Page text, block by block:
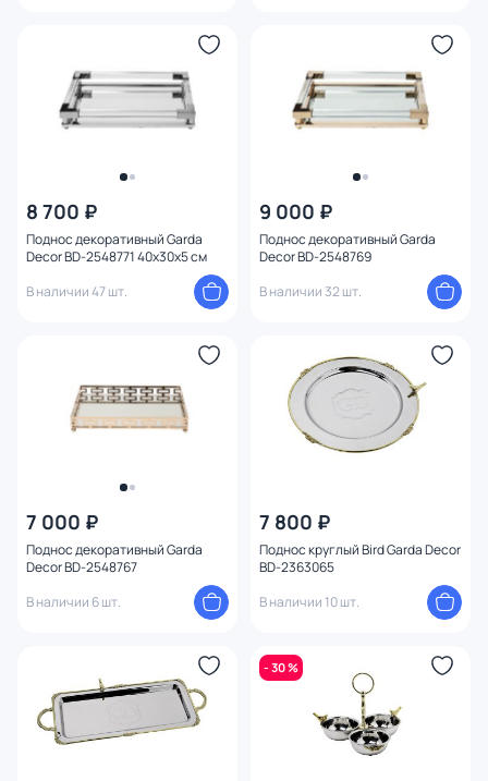
8 700 ₽
Поднос декоративный Garda
Decor BD-2548771 40х30х5 см
В наличии 47 шт.
9 000 ₽
Поднос декоративный Garda
Decor BD-2548769
В наличии 32 шт.
7 000 ₽
Поднос декоративный Garda
Decor BD-2548767
В наличии 6 шт.
7 800 ₽
Поднос круглый Bird Garda Decor
BD-2363065
В наличии 10 шт.
- 30 %